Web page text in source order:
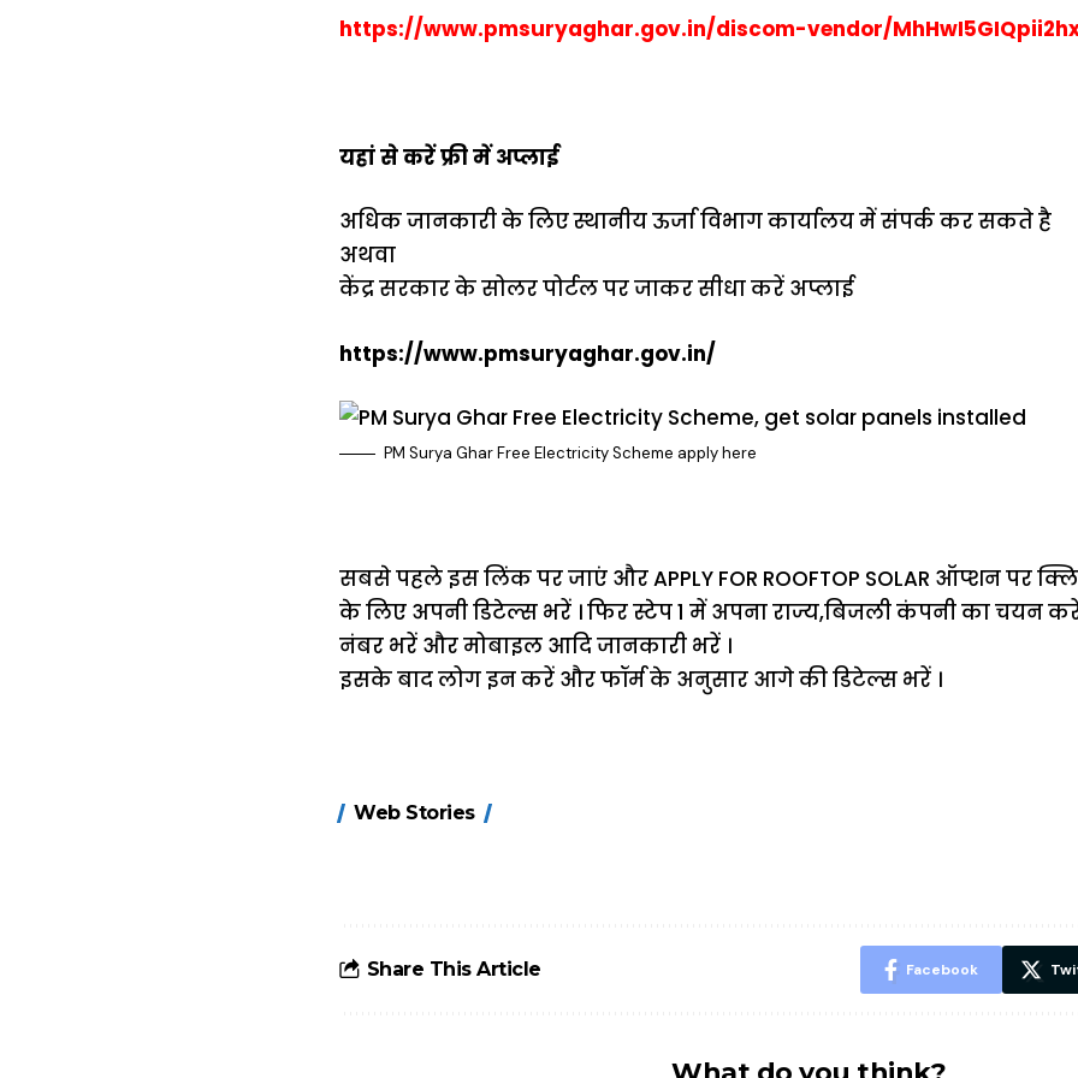
https://www.pmsuryaghar.gov.in/discom-vendor/
यहां से करें फ्री में अप्लाई
अधिक जानकारी के लिए स्थानीय ऊर्जा विभाग कार्यालय में संपर्क कर सकते है
अथवा
केंद्र सरकार के सोलर पोर्टल पर जाकर सीधा करें अप्लाई
https://www.pmsuryaghar.gov.in/
PM Surya Ghar Free Electricity Scheme apply here
सबसे पहले इस लिंक पर जाएं और APPLY FOR ROOFTOP SOLAR ऑप्शन पर
के लिए अपनी डिटेल्स भरें । फिर स्टेप 1 में अपना राज्य,बिजली कंपनी का चयन
नंबर भरें और मोबाइल आदि जानकारी भरें ।
इसके बाद लोग इन करें और फॉर्म के अनुसार आगे की डिटेल्स भरें ।
Web Stories
होंगे FASTag के
आसान ट्रिक्स
Share This Article Facebook